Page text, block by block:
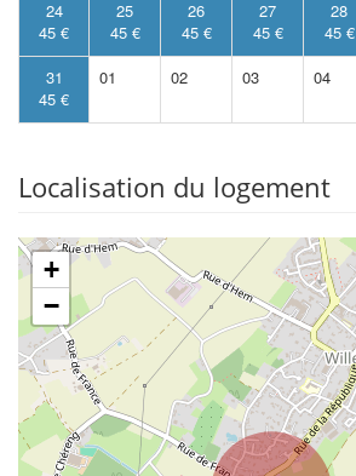
24
45 €
25
45 €
26
45 €
27
45 €
28
45 €
31
45 €
01 02 03 04
Localisation du logement
+
−